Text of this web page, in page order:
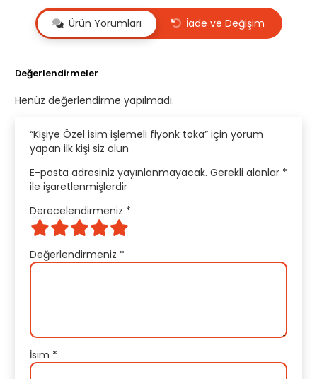
Ürün Yorumları İade ve Değişim
Değerlendirmeler
Henüz değerlendirme yapılmadı.
“Kişiye Özel isim işlemeli fiyonk toka” için yorum
yapan ilk kişi siz olun
E-posta adresiniz yayınlanmayacak. Gerekli alanlar *
ile işaretlenmişlerdir
Derecelendirmeniz *
Değerlendirmeniz *
İsim *